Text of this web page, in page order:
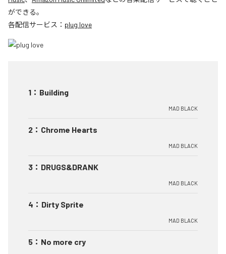
ができる。
各配信サービス： plug love
1 ： Building
MAD BLACK
2 ： Chrome Hearts
MAD BLACK
3 ： DRUGS&DRANK
MAD BLACK
4 ： Dirty Sprite
MAD BLACK
5 ： No more cry